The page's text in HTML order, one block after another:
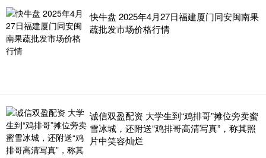
快牛盘 2025年4月27日福建厦门同安闽南果
蔬批发市场价格行情
诚信双盈配资 大学生到“鸡排哥”摊位旁卖蜜
雪冰城，还附送“鸡排哥高清写真”，称其照
片中笑容灿烂